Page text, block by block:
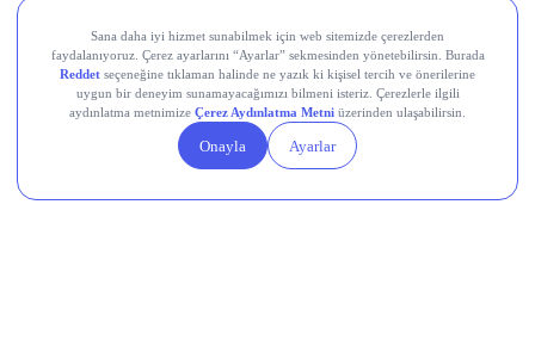
Teknik Analiz Nedir?